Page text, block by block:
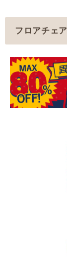
フロアチェア